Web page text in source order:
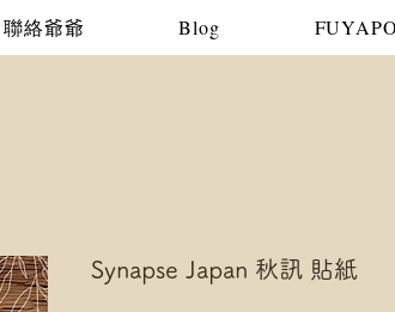
聯絡爺爺 Blog
Synapse Japan 秋訊 貼紙